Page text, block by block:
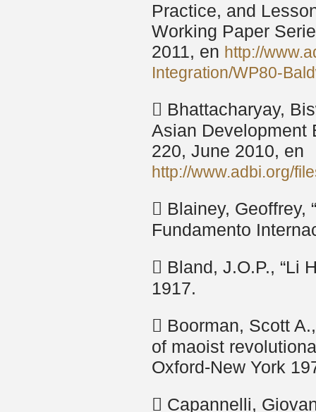
Practice, and
Working Paper
2011, en http://
Integration/WP80-
 Bhattacharyay,
Asian Development
220, June 2010, en
http://www.adbi.org/
 Blainey, Geoffrey,
Fundamento
 Bland, J.O.P., “Li
1917.
 Boorman, Scott
of maoist
Oxford-New York
 Capannelli,